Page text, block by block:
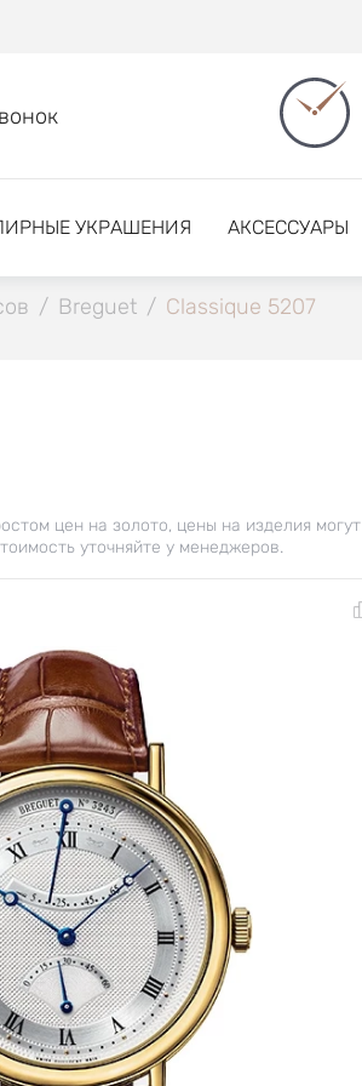
УКРАШЕНИЯ АКСЕССУАРЫ
/ Breguet / Classique 5207
цен на золото, цены на изделия могут
уточняйте у менеджеров.